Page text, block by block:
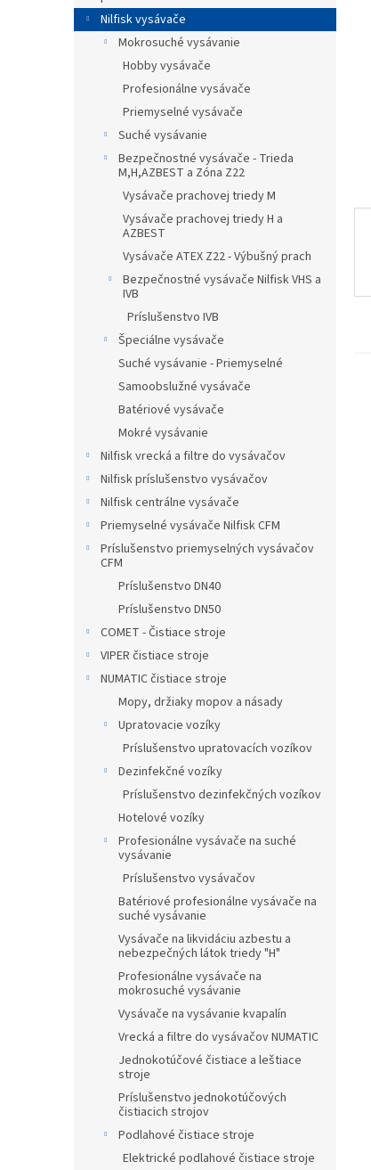
Nilfisk vysávače
Mokrosuché vysávanie
Hobby vysávače
Profesionálne vysávače
Priemyselné vysávače
Suché vysávanie
Bezpečnostné vysávače - Trieda
M,H,AZBEST a Zóna Z22
Vysávače prachovej triedy M
Vysávače prachovej triedy H a
AZBEST
Vysávače ATEX Z22 - Výbušný prach
Bezpečnostné vysávače Nilfisk VHS a
IVB
Príslušenstvo IVB
Špeciálne vysávače
Suché vysávanie - Priemyselné
Samoobslužné vysávače
Batériové vysávače
Mokré vysávanie
Nilfisk vrecká a filtre do vysávačov
Nilfisk príslušenstvo vysávačov
Nilfisk centrálne vysávače
Priemyselné vysávače Nilfisk CFM
Príslušenstvo priemyselných vysávačov
CFM
Príslušenstvo DN40
Príslušenstvo DN50
COMET - Čistiace stroje
VIPER čistiace stroje
NUMATIC čistiace stroje
Mopy, držiaky mopov a násady
Upratovacie vozíky
Príslušenstvo upratovacích vozíkov
Dezinfekčné vozíky
Príslušenstvo dezinfekčných vozíkov
Hotelové vozíky
Profesionálne vysávače na suché
vysávanie
Príslušenstvo vysávačov
Batériové profesionálne vysávače na
suché vysávanie
Vysávače na likvidáciu azbestu a
nebezpečných látok triedy "H"
Profesionálne vysávače na
mokrosuché vysávanie
Vysávače na vysávanie kvapalín
Vrecká a filtre do vysávačov NUMATIC
Jednokotúčové čistiace a leštiace
stroje
Príslušenstvo jednokotúčových
čistiacich strojov
Podlahové čistiace stroje
Elektrické podlahové čistiace stroje